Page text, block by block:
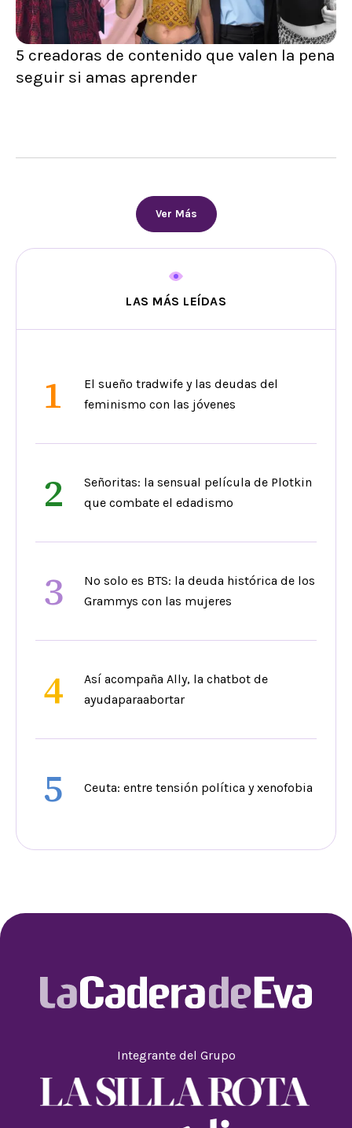
5 creadoras de contenido que valen la pena
seguir si amas aprender
Ver Más
LAS MÁS LEÍDAS
1
El sueño tradwife y las deudas del
feminismo con las jóvenes
2
Señoritas: la sensual película de Plotkin
que combate el edadismo
3
No solo es BTS: la deuda histórica de los
Grammys con las mujeres
4
Así acompaña Ally, la chatbot de
ayudaparaabortar
5 Ceuta: entre tensión política y xenofobia
Integrante del Grupo